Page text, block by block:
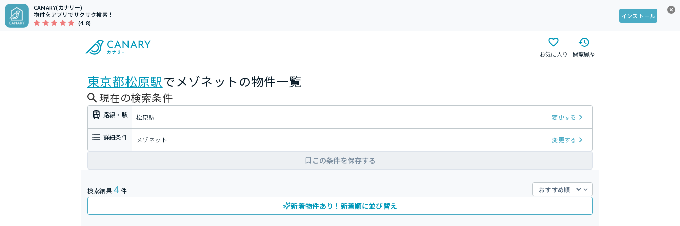
CANARY(カナリー)
物件をアプリでサクサク検索！
(4.8)
インストール
お気に入り 閲覧履歴
東京都松原駅でメゾネットの物件一覧
現在の検索条件
路線・駅 松原駅 変更する
詳細条件 メゾネット 変更する
この条件を保存する
検索結果 4件
新着物件あり！新着順に並び替え